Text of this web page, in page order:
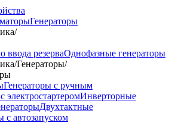
Генераторы
/
ввода резерваОднофазные генераторы
/Генераторы/
Генераторы с ручным
электростартеромИнверторные
Двухтактные
с автозапуском